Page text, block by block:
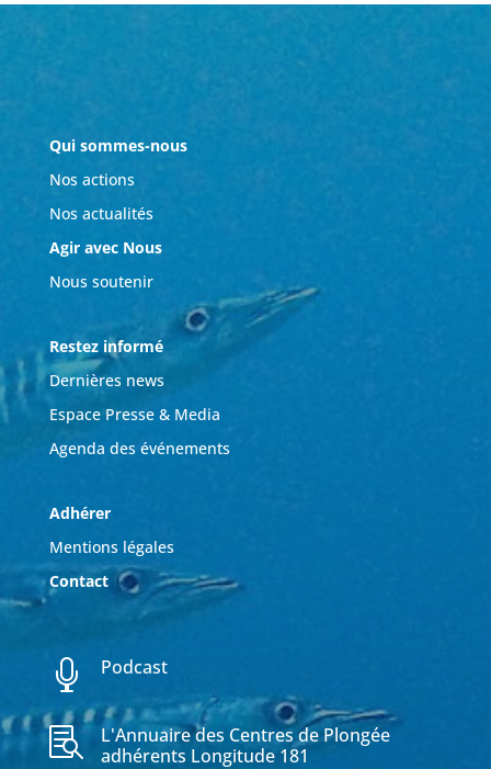
Qui sommes-nous
Nos actions
Nos actualités
Agir avec Nous
Nous soutenir
Restez informé
Dernières news
Espace Presse & Media
Agenda des événements
Adhérer
Mentions légales
Contact
 Podcast

L'Annuaire des Centres de Plongée
adhérents Longitude 181